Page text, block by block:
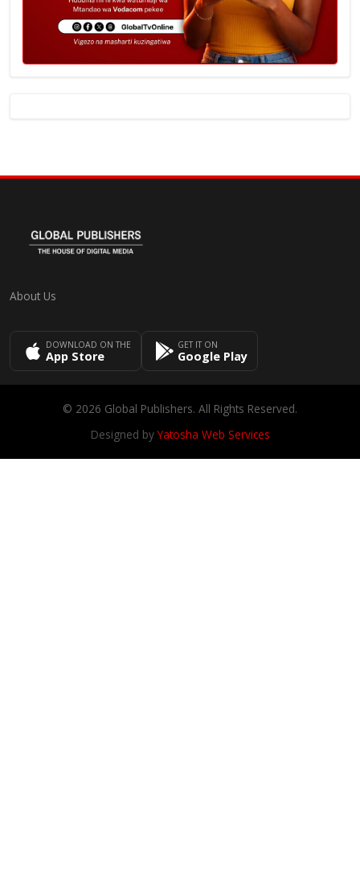
About Us
DOWNLOAD ON THE
App Store
GET IT ON
Google Play
© 2026 Global Publishers. All Rights Reserved.
Designed byYatosha Web Services